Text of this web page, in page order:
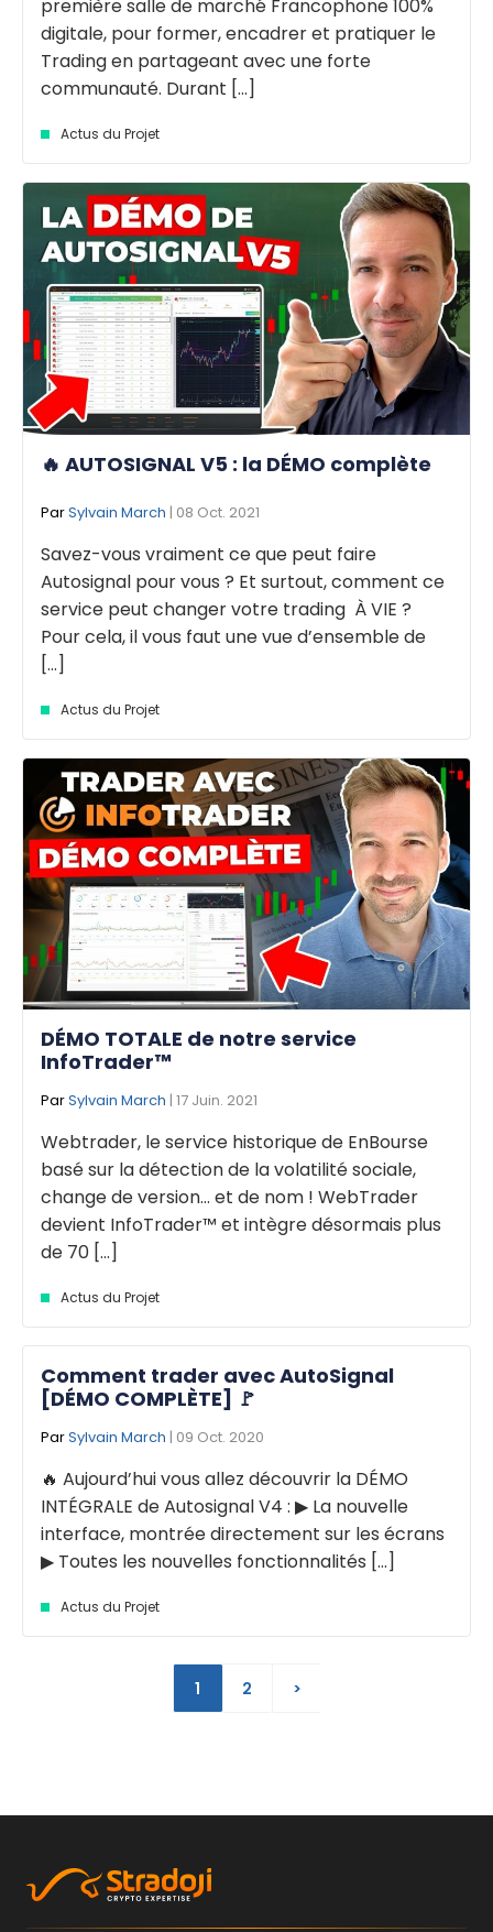
première salle de marché Francophone 100%
digitale, pour former, encadrer et pratiquer le
Trading en partageant avec une forte
communauté. Durant [...]
Actus du Projet
🔥 AUTOSIGNAL V5 : la DÉMO complète
ParSylvain March | 08 Oct. 2021
Savez-vous vraiment ce que peut faire
Autosignal pour vous ? Et surtout, comment ce
service peut changer votre trading À VIE ?
Pour cela, il vous faut une vue d’ensemble de
[...]
Actus du Projet
DÉMO TOTALE de notre service
InfoTrader™
ParSylvain March | 17 Juin. 2021
Webtrader, le service historique de EnBourse
basé sur la détection de la volatilité sociale,
change de version… et de nom ! WebTrader
devient InfoTrader™ et intègre désormais plus
de 70 [...]
Actus du Projet
Comment trader avec AutoSignal
[DÉMO COMPLÈTE] 🚩
ParSylvain March | 09 Oct. 2020
🔥 Aujourd’hui vous allez découvrir la DÉMO
INTÉGRALE de Autosignal V4 : ▶ La nouvelle
interface, montrée directement sur les écrans
▶ Toutes les nouvelles fonctionnalités [...]
Actus du Projet
1 2 >